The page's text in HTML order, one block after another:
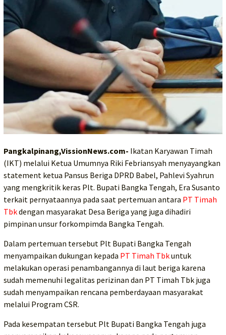
Pangkalpinang,VissionNews.com- Ikatan Karyawan Timah
(IKT) melalui Ketua Umumnya Riki Febriansyah menyayangkan
statement ketua Pansus Beriga DPRD Babel, Pahlevi Syahrun
yang mengkritik keras Plt. Bupati Bangka Tengah, Era Susanto
terkait pernyataannya pada saat pertemuan antara PT Timah
Tbkdengan masyarakat Desa Beriga yang juga dihadiri
pimpinan unsur forkompimda Bangka Tengah.
Dalam pertemuan tersebut Plt Bupati Bangka Tengah
menyampaikan dukungan kepada PT Timah Tbkuntuk
melakukan operasi penambangannya di laut beriga karena
sudah memenuhi legalitas perizinan dan PT Timah Tbk juga
sudah menyampaikan rencana pemberdayaan masyarakat
melalui Program CSR.
Pada kesempatan tersebut Plt Bupati Bangka Tengah juga